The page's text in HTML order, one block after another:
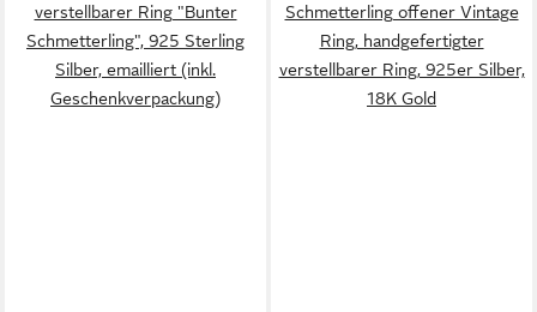
verstellbarer Ring "Bunter
Schmetterling", 925 Sterling
Silber, emailliert (inkl.
Geschenkverpackung)
Schmetterling offener Vintage
Ring, handgefertigter
verstellbarer Ring, 925er Silber,
18K Gold